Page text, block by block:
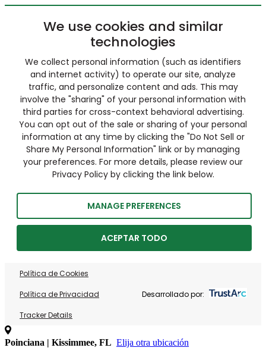
We use cookies and similar
technologies
We collect personal information (such as identifiers
and internet activity) to operate our site, analyze
traffic, and personalize content and ads. This may
involve the "sharing" of your personal information with
third parties for cross-context behavioral advertising.
You can opt out of the sale or sharing of your personal
information at any time by clicking the "Do Not Sell or
Share My Personal Information" link or by managing
your preferences. For more details, please review our
Privacy Policy by clicking the link below.
MANAGE PREFERENCES
ACEPTAR TODO
Política de Cookies
Política de Privacidad
Tracker Details
Desarrollado por:
Poinciana | Kissimmee, FL Elija otra ubicación